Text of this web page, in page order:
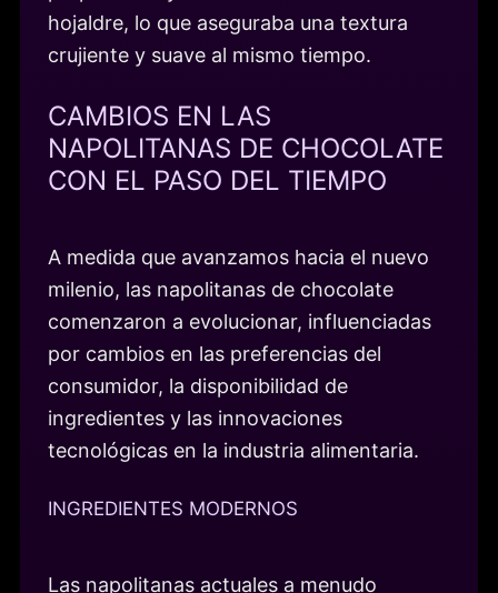
hojaldre, lo que aseguraba una textura
crujiente y suave al mismo tiempo.
CAMBIOS EN LAS
NAPOLITANAS DE CHOCOLATE
CON EL PASO DEL TIEMPO
A medida que avanzamos hacia el nuevo
milenio, las napolitanas de chocolate
comenzaron a evolucionar, influenciadas
por cambios en las preferencias del
consumidor, la disponibilidad de
ingredientes y las innovaciones
tecnológicas en la industria alimentaria.
INGREDIENTES MODERNOS
Las napolitanas actuales a menudo